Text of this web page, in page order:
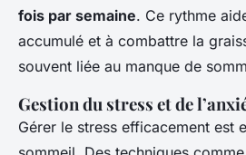
fois par semaine. Ce rythme
accumulé et à combattre la
souvent liée au manque de
Gestion du stress et de
Gérer le stress efficacement est